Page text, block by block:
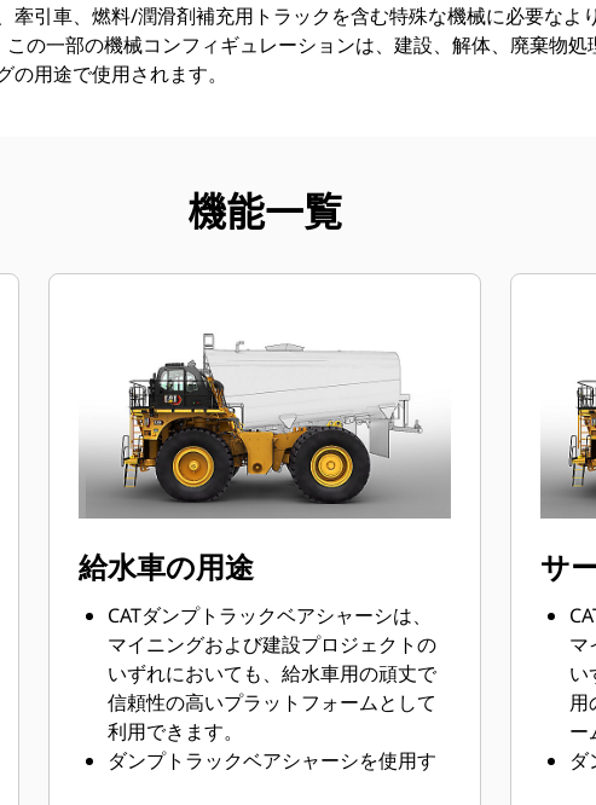
牽引車、燃料/潤滑剤補充用トラックを含む特殊な機械に必要なよ
この一部の機械コンフィギュレーションは、建設、解体、廃棄物処
の用途で使用されます。
機能一覧
給水車の用途
CATダンプトラックベアシャーシは、
マイニングおよび建設プロジェクトの
いずれにおいても、給水車用の頑丈で
信頼性の高いプラットフォームとして
利用できます。
ダンプトラックベアシャーシを使用す
サ
マ
い
用
ー
ダ